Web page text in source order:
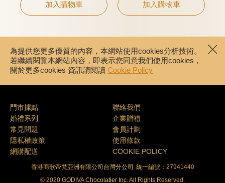
加入購物車 加入購物車
為提供您更多優質的內容，本網站使用cookies分析技術。
若繼續閱覽本網站內容，即表示您同意我們使用cookies，
關於更多cookies 資訊請閱讀 Cookie Policy
門市據點
聯絡我們
婚禮系列
企業贈禮
常見問題
會員計劃
隱私權政策
使用條款
網購配送
COOKIE POLICY
香港商歌帝梵亞洲有限公司台灣分公司
統一編號：27941440
© 2020 GODIVA Chocolatier Inc. All Rights Reserved.